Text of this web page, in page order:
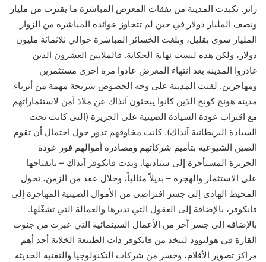
زائر. تكبدت المدينة من نفقات المعرض المباشرة ما يقترب من مليار
ونصف المليار دولار في حين لم تتجاوز عوائده المباشرة من الزوار
المليار سوى بقليل، وبلغت الخسائر المباشرة حوالي ثلاثمائة مليون
دولار، ولكن هذه ليست نهاية الحكاية. فالملايين العشرون الذين
غادروا المدينة بعد انتهاء المعرض عادوا مرة أخرى مستثمرين
ومهاجرين. لفتت المدينة على وجه الخصوص شريحة مهمة من أثرياء
مدينة هونج كونج الذين كانوا يبحثون آنذاك عن ملاذ آمن لاستثماراتهم
مع اقتراب عودة السيادة الصينية على الجزيرة (التي كانت تحت
السيادة البريطانية آنذاك). كانت مخاوفهم تدور حول احتمال أن تقوم
الصين الشيوعية بتأميم شركاتهم ومصادرة أموالهم فور عودة
الجزيرة المستأجرة إلى سيادتها. وبدت فانكوفر آنذاك – بانفتاحها
على الاستثمار والهجرة – بديلاً مثالياً، وخلال عقد من الزمن، تحول
المحيط الهادي إلى جسر افتراضي من الأموال الصينية المهاجرة إلى
فانكوفر، بالإضافة إلى العقول التي تديرها والعمالة التي تشغّلها.
بالإضافة إلى جسر آخر من الأعمال السينمائية التي عبرت من جنوب
القارة في هوليوود لتتخذ من فانكوفر ذات الطبيعة الخلابة أحد أهم
مراكز تصوير الأفلام، وجسر من شركات التكنولوجيا والتقنية الحديثة